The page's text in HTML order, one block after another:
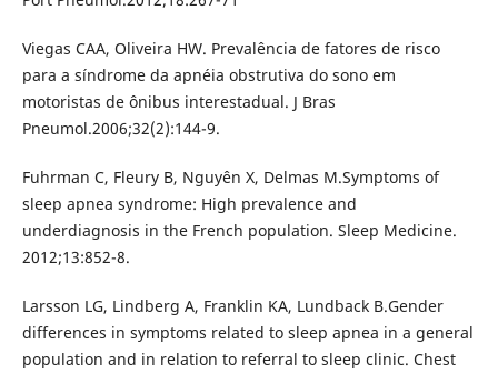
Viegas CAA, Oliveira HW. Prevalência de fatores de risco
para a síndrome da apnéia obstrutiva do sono em
motoristas de ônibus interestadual. J Bras
Pneumol.2006;32(2):144-9.
Fuhrman C, Fleury B, Nguyên X, Delmas M.Symptoms of
sleep apnea syndrome: High prevalence and
underdiagnosis in the French population. Sleep Medicine.
2012;13:852-8.
Larsson LG, Lindberg A, Franklin KA, Lundback B.Gender
differences in symptoms related to sleep apnea in a general
population and in relation to referral to sleep clinic. Chest